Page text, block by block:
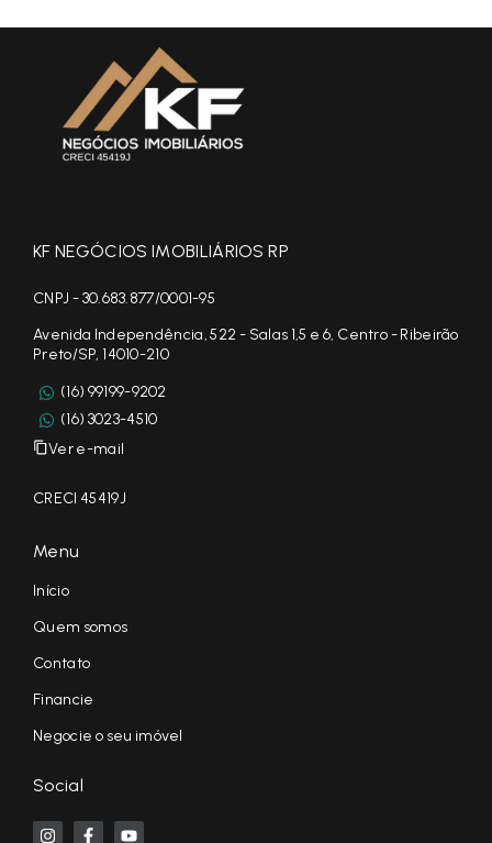
KF NEGÓCIOS IMOBILIÁRIOS RP
CNPJ - 30.683.877/0001-95
Avenida Independência, 522 - Salas 1,5 e 6, Centro - Ribeirão
Preto/SP, 14010-210
(16) 99199-9202
(16) 3023-4510
Ver e-mail
CRECI 45419J
Menu
Início
Quem somos
Contato
Financie
Negocie o seu imóvel
Social